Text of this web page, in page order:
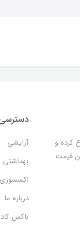
شروع کرده و
قیمت
آرایشی
بهداشتی
درباره ما
باکس